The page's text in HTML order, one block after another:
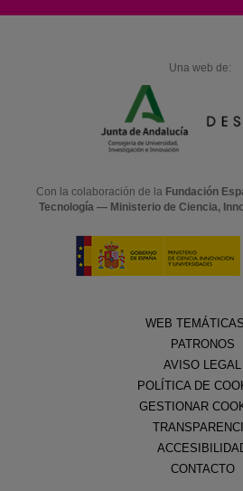
Una web de:
Con la colaboración de la Fundación
Tecnología — Ministerio de Ciencia,
WEB TEMÁTICAS
PATRONOS
AVISO LEGAL
POLÍTICA DE
GESTIONAR
CONTACTO